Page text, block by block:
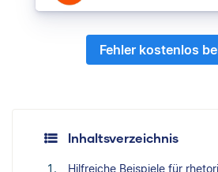
Fehler kostenlos
Inhaltsverzeichnis
Hilfreiche Beispiele für